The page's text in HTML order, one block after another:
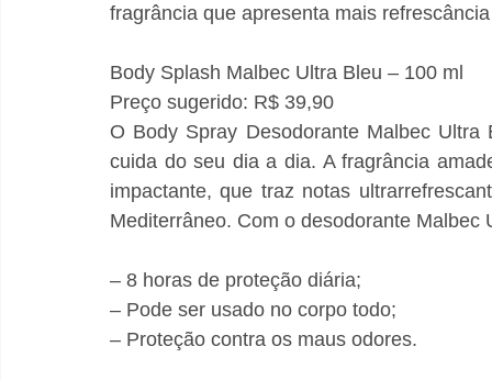
fragrância que apresenta mais
Body Splash Malbec Ultra Bleu – 100 ml
Preço sugerido: R$ 39,90
O Body Spray Desodorante Malbec
cuida do seu dia a dia. A fragrância
impactante, que traz notas
Mediterrâneo. Com o desodorante Malbec
– 8 horas de proteção diária;
– Pode ser usado no corpo todo;
– Proteção contra os maus odores.